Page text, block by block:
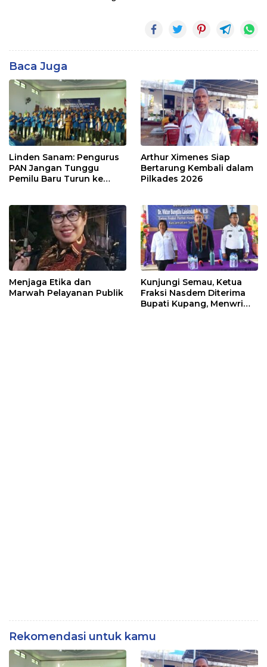
Baca Juga
Linden Sanam: Pengurus
PAN Jangan Tunggu
Pemilu Baru Turun ke
Arthur Ximenes Siap
Bertarung Kembali dalam
Pilkades 2026
Menjaga Etika dan
Marwah Pelayanan Publik
Kunjungi Semau, Ketua
Fraksi Nasdem Diterima
Bupati Kupang, Menwrima
Rekomendasi untuk kamu